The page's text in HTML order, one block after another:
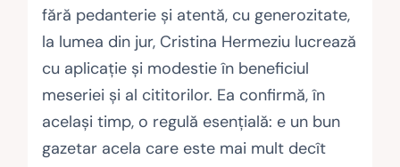
fără pedanterie și atentă, cu generozitate,
la lumea din jur, Cristina Hermeziu lucrează
cu aplicație și modestie în beneficiul
meseriei și al cititorilor. Ea confirmă, în
același timp, o regulă esențială: e un bun
gazetar acela care este mai mult decît